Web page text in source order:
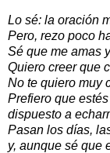
Lo sé: la oración
Pero, rezo poco
Sé que me amas
Quiero creer que
No te quiero muy
Prefiero que
dispuesto a
Pasan los días,
y, aunque sé que